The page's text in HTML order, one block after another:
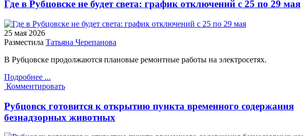
Где в Рубцовске не будет света: график отключений с 25 по 29 мая
25 мая 2026
Разместила Татьяна Черепанова
В Рубцовске продолжаются плановые ремонтные работы на электросетях.
Подробнее ...
Комментировать
Рубцовск готовится к открытию пункта временного содержания
безнадзорных животных